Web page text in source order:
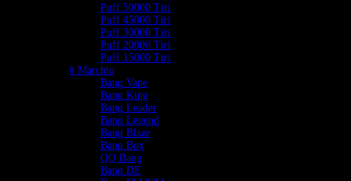
Puff 50000 Tiri
Puff 45000 Tiri
Puff 30000 Tiri
Puff 20000 Tiri
Puff 15000 Tiri
# Marchio
Bang Vape
Bang King
Bang Leader
Bang Legend
Bang Blaze
Bang Box
QQ Bang
Bang DE